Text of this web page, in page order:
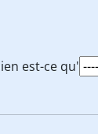
est-ce qu'